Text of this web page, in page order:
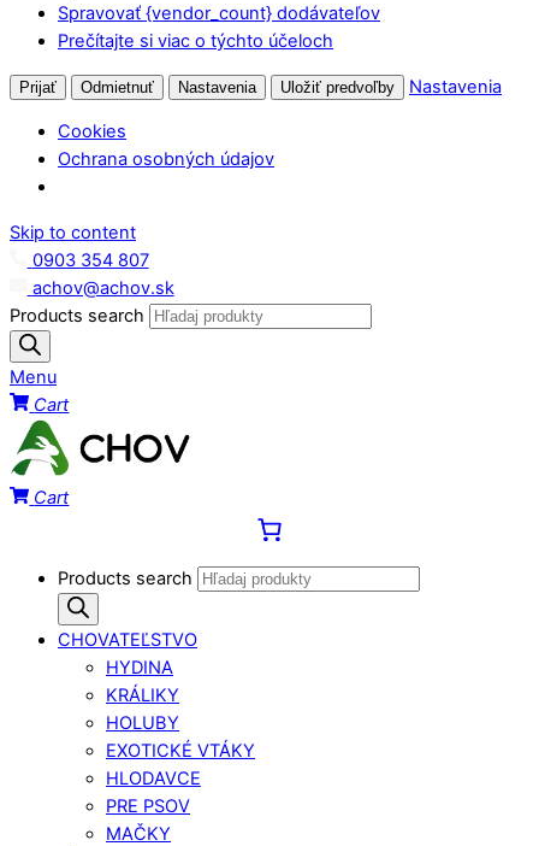
Spravovať {vendor_count} dodávateľov
Prečítajte si viac o týchto účeloch
Prijať Odmietnuť Nastavenia Uložiť predvoľby Nastavenia
Cookies
Ochrana osobných údajov
Skip to content
0903 354 807
achov@achov.sk
Products search
Menu
Cart
Cart
Products search
CHOVATEĽSTVO
HYDINA
KRÁLIKY
HOLUBY
EXOTICKÉ VTÁKY
HLODAVCE
PRE PSOV
MAČKY